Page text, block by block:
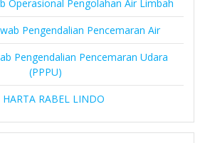
Operasional Pengolahan Air Limbah
Pengendalian Pencemaran Air
Pengendalian Pencemaran Udara
(PPPU)
HARTA RABEL LINDO